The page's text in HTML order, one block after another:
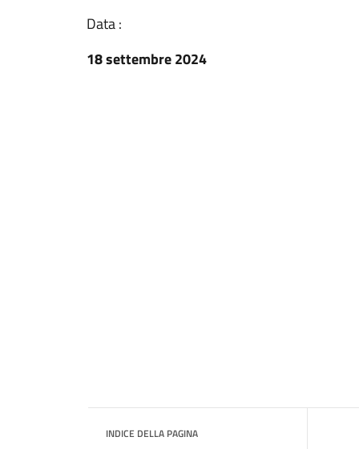
Data :
18 settembre 2024
INDICE DELLA PAGINA